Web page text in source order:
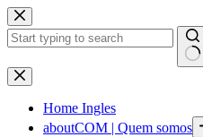
Skip
to
content
No
results
Home Ingles
aboutCOM | Quem somos